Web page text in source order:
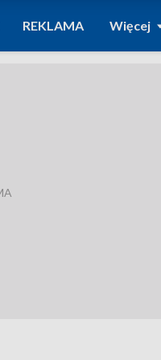
REKLAMA Więcej